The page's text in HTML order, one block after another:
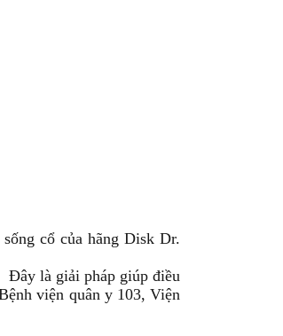
cổ của hãng Disk Dr.
Đây là giải pháp giúp điều
viện quân y 103, Viện